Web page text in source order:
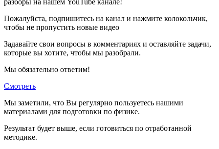
разборы на нашем YouTube канале!
Пожалуйста, подпишитесь на канал и нажмите колокольчик,
чтобы не пропустить новые видео
Задавайте свои вопросы в комментариях и оставляйте задачи,
которые вы хотите, чтобы мы разобрали.
Мы обязательно ответим!
Смотреть
Мы заметили, что Вы регулярно пользуетесь нашими
материалами для подготовки по физике.
Результат будет выше, если готовиться по отработанной
методике.